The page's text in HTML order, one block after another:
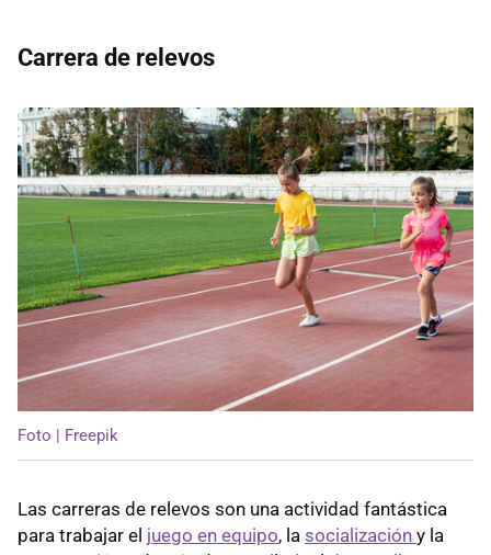
Carrera de relevos
Foto | Freepik
Las carreras de relevos son una actividad fantástica
para trabajar el juego en equipo, la socialización y la